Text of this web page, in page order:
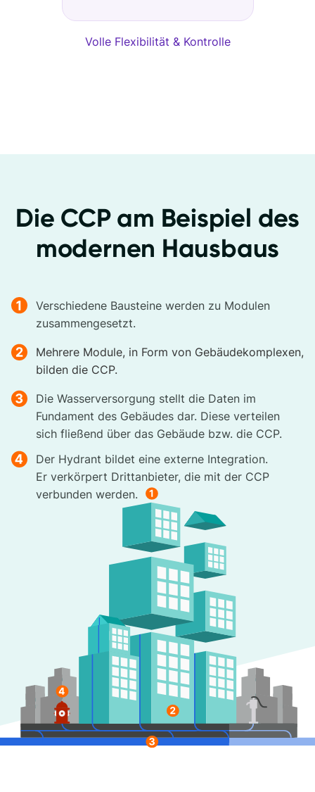
Volle Flexibilität & Kontrolle
Die CCP am Beispiel des
modernen Hausbaus
Verschiedene Bausteine werden zu Modulen
zusammengesetzt.
Mehrere Module, in Form von Gebäudekomplexen,
bilden die CCP.
Die Wasserversorgung stellt die Daten im
Fundament des Gebäudes dar. Diese verteilen
sich fließend über das Gebäude bzw. die CCP.
Der Hydrant bildet eine externe Integration.
Er verkörpert Drittanbieter, die mit der CCP
verbunden werden.